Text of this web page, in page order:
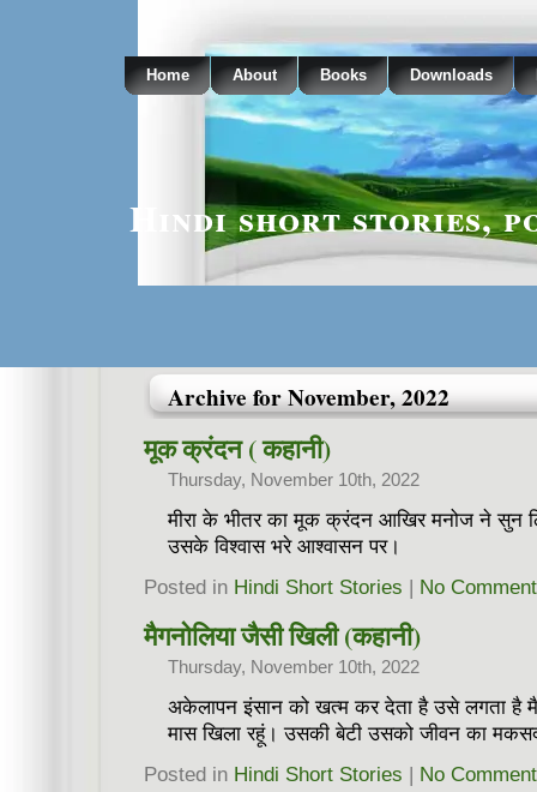
Home About Books Downloads
Hindi short stories,
Archive for November, 2022
मूक क्रंदन ( कहानी)
Thursday, November 10th, 2022
मीरा के भीतर का मूक क्रंदन आखिर मनोज ने सुन
उसके विश्वास भरे आश्वासन पर।
Posted in Hindi Short Stories | No
मैगनोलिया जैसी खिली (कहानी)
Thursday, November 10th, 2022
अकेलापन इंसान को खत्म कर देता है उसे लगता है
मास खिला रहूं। उसकी बेटी उसको जीवन का
Posted in Hindi Short Stories | No